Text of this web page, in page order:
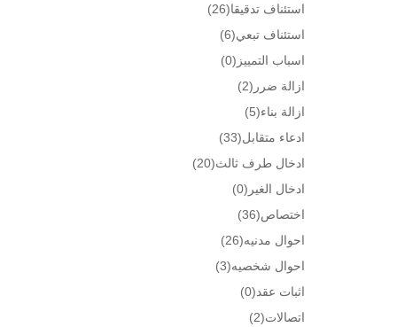
استئناف تدقيقا(26)
استئناف تبعي(6)
اسباب التمييز (0)
ازالة ضرر (2)
ازالة بناء(5)
ادعاء متقابل(33)
ادخال طرف ثالث(20)
ادخال الغير (0)
اختصاص(36)
احوال مدنيه(26)
احوال شخصيه(3)
اثبات عقد(0)
اتصالات(2)